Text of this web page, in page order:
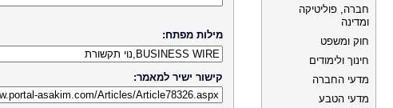
מילות מפתח:
קישור ישיר למאמר:
חברה, פוליטיקה
ומדינה
חוק ומשפט
חינוך ולימודים
מדעי החברה
מדעי הטבע